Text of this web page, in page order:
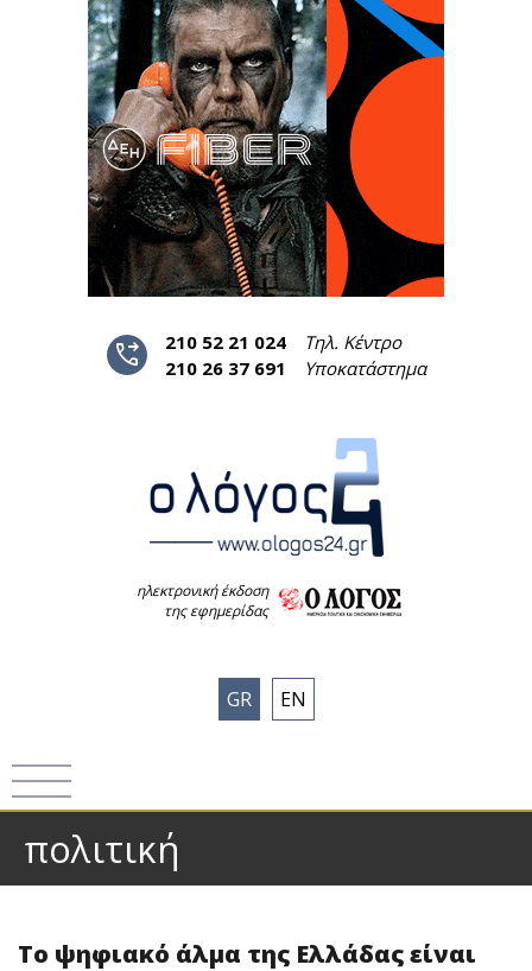
phone_forwarded 210 52 21 024
Τηλ. Κέντρο
210 26 37 691
Υποκατάστημα
ηλεκτρονική έκδοση
της εφημερίδας
GR EN
πολιτική
Το ψηφιακό άλμα της Ελλάδας είναι